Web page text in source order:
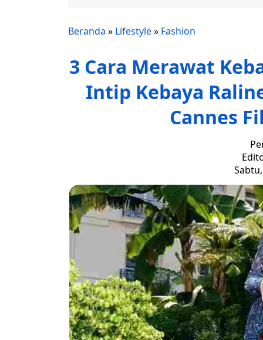
Beranda » Lifestyle» Fashion
3 Cara Merawat
Intip Kebaya
Cannes